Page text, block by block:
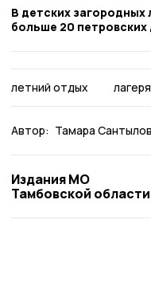
В детских загородных
больше 20 петровских
летний отдых лагеря
Автор: Тамара
Издания МО
Тамбовской области